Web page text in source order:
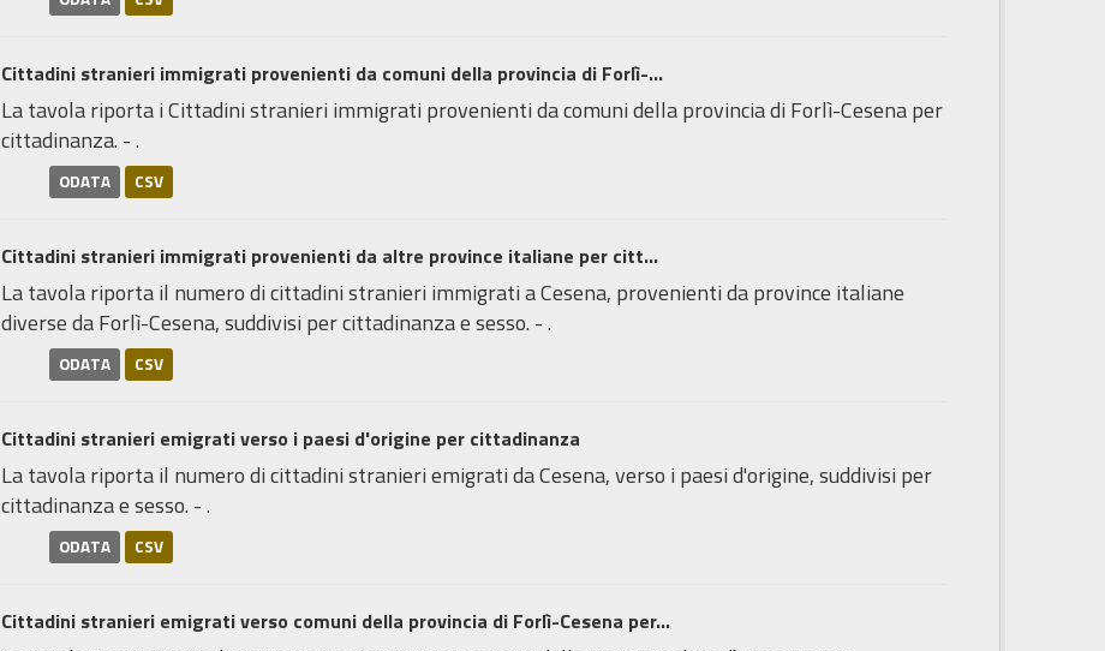
Cittadini stranieri immigrati provenienti da comuni della provincia di Forlì-...
La tavola riporta i Cittadini stranieri immigrati provenienti da comuni della provincia di Forlì-Cesena per
cittadinanza. - .
ODATA CSV
Cittadini stranieri immigrati provenienti da altre province italiane per citt...
La tavola riporta il numero di cittadini stranieri immigrati a Cesena, provenienti da province italiane
diverse da Forlì-Cesena, suddivisi per cittadinanza e sesso. - .
ODATA CSV
Cittadini stranieri emigrati verso i paesi d'origine per cittadinanza
La tavola riporta il numero di cittadini stranieri emigrati da Cesena, verso i paesi d'origine, suddivisi per
cittadinanza e sesso. - .
ODATA CSV
Cittadini stranieri emigrati verso comuni della provincia di Forlì-Cesena per...